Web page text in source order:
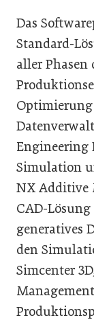
Das
Standard-
aller
Simulation
NX Additive
CAD-
generatives
den
Simcenter